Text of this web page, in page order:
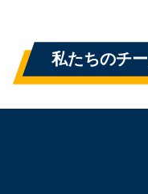
私たちのチ